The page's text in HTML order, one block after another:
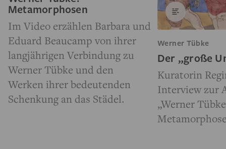
Metamorphosen
Im Video erzählen Barbara und
Eduard Beaucamp von ihrer
langjährigen Verbindung zu
Werner Tübke und den
Werken ihrer bedeutenden
Schenkung an das Städel.
Werner Tübke
Der „große
Kuratorin
Interview zur
„Werner